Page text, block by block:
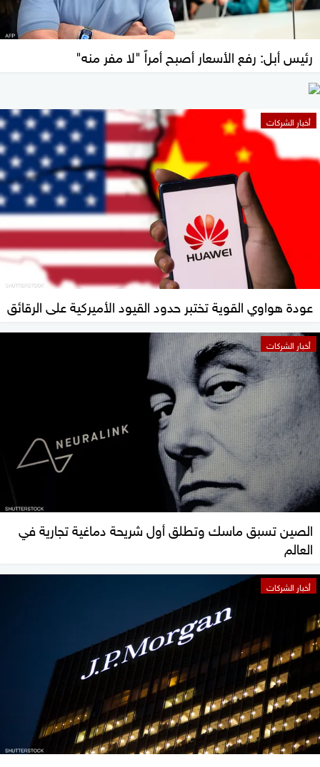
رئيس أبل: رفع الأسعار أصبح أمراً "لا مفر منه"
أخبار الشركات
عودة هواوي القوية تختبر حدود القيود الأميركية على الرقائق
أخبار الشركات
الصين تسبق ماسك وتطلق أول شريحة دماغية تجارية في
العالم
أخبار الشركات